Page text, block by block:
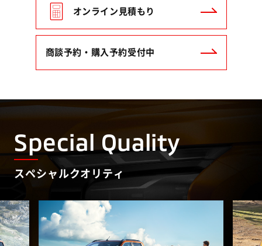
オンライン見積もり
商談予約・購入予約受付中
Special Quality
スペシャルクオリティ